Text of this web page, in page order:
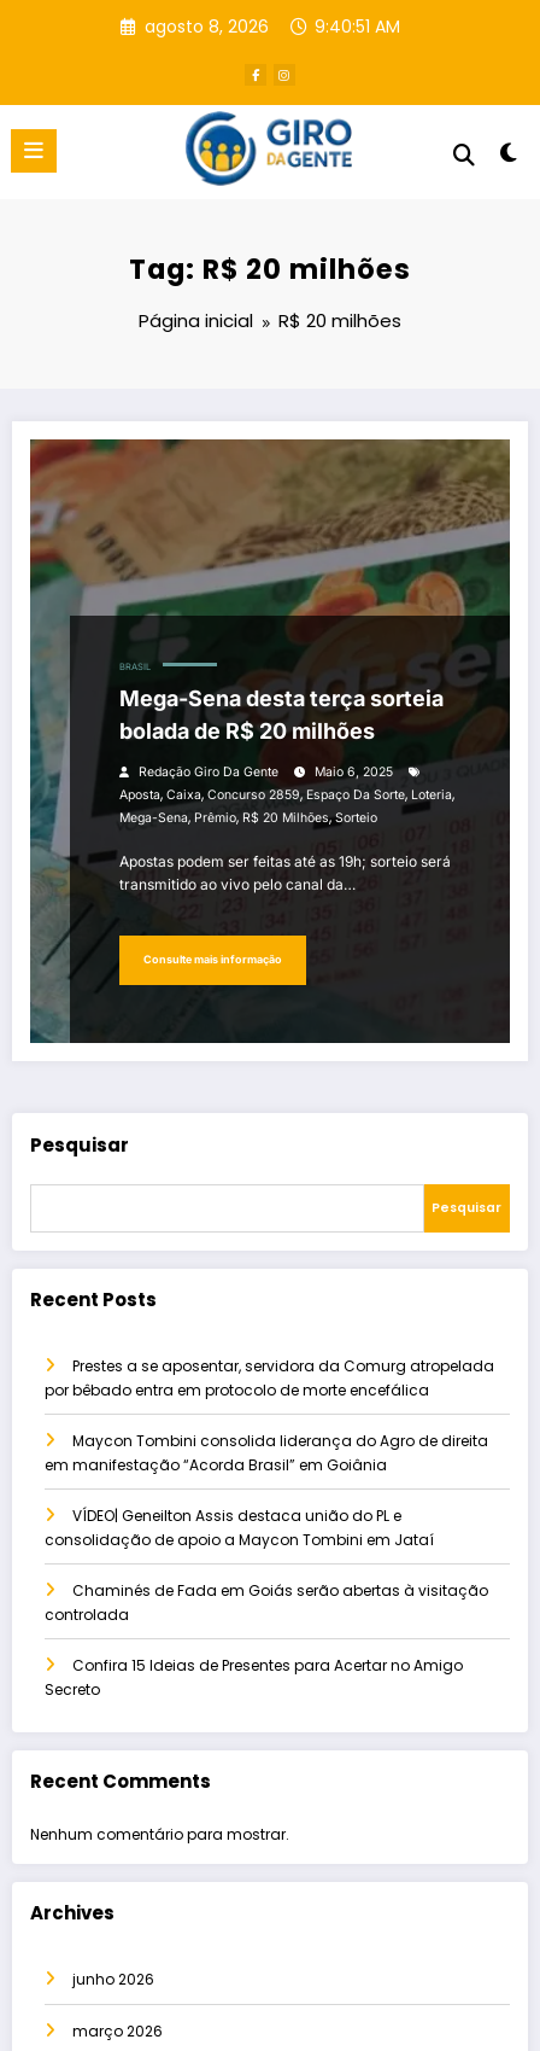
agosto 8, 2026 9:40:52 AM
Tag: R$ 20 milhões
Página inicial R$ 20 milhões
BRASIL
Mega-Sena desta terça sorteia
bolada de R$ 20 milhões
Redação Giro Da Gente
Maio 6, 2025
Aposta, Caixa, Concurso 2859, Espaço Da Sorte, Loteria,
Mega-Sena, Prêmio, R$ 20 Milhões,Sorteio
Apostas podem ser feitas até as 19h; sorteio será
transmitido ao vivo pelo canal da…
Consulte mais informação
Pesquisar
Pesquisar
Recent Posts
Prestes a se aposentar, servidora da Comurg atropelada
por bêbado entra em protocolo de morte encefálica
Maycon Tombini consolida liderança do Agro de direita
em manifestação “Acorda Brasil” em Goiânia
VÍDEO| Geneilton Assis destaca união do PL e
consolidação de apoio a Maycon Tombini em Jataí
Chaminés de Fada em Goiás serão abertas à visitação
controlada
Confira 15 Ideias de Presentes para Acertar no Amigo
Secreto
Recent Comments
Nenhum comentário para mostrar.
Archives
junho 2026
março 2026